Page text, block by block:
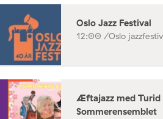
Oslo Jazz Festival
12:00 /Oslo
Æftajazz med Turid
Sommerensemblet